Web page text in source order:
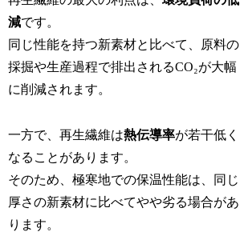
減です。
同じ性能を持つ新素材と比べて、原料の
採掘や生産過程で排出されるCO₂が大幅
に削減されます。
一方で、再生繊維は熱伝導率が若干低く
なることがあります。
そのため、極寒地での保温性能は、同じ
厚さの新素材に比べてやや劣る場合があ
ります。